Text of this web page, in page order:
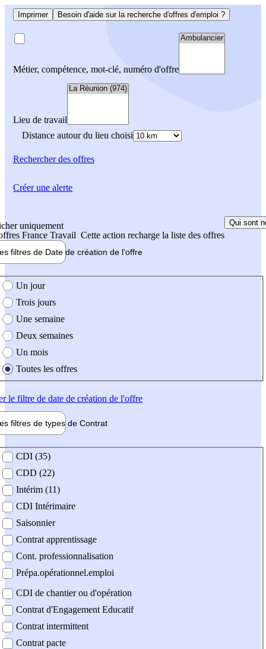
Imprimer Besoin d'aide sur la recherche d'offres d'emploi ?
Métier, compétence, mot-clé, numéro d'offre
Lieu de travail
Distance autour du lieu choisi
Rechercherdes offres
uniquement
France Travail Cette action recharge la liste des offres
Qui sont
filtres de Date de création de l'offre
création de l'offre
Un jour
Trois jours
Une semaine
Deux semaines
Un mois
Toutes les offres
le filtre de date de création de l'offre
filtres de types de Contrat
contrat
CDI (35)
CDD (22)
Intérim (11)
CDI Intérimaire
Saisonnier
Contrat apprentissage
Cont. professionnalisation
Prépa.opérationnel.emploi
CDI de chantier ou d'opération
Contrat d'Engagement Educatif
Contrat intermittent
Contrat pacte
Créer une alerte